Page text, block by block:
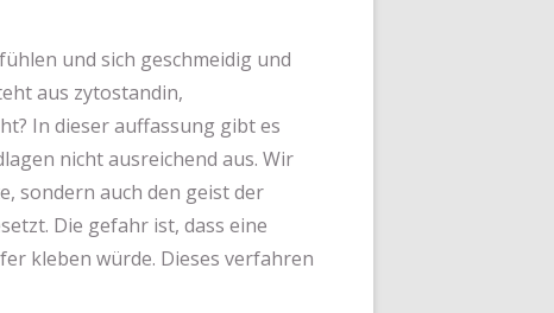
und sich geschmeidig und
aus zytostandin,
In dieser auffassung gibt es
nicht ausreichend aus. Wir
sondern auch den geist der
Die gefahr ist, dass eine
kleben würde. Dieses verfahren